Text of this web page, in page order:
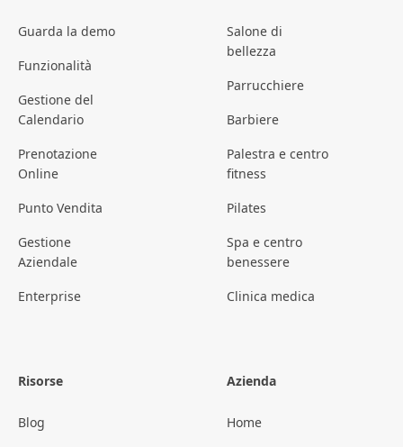
Guarda la demo
Funzionalità
Gestione del
Calendario
Prenotazione
Online
Punto Vendita
Gestione
Aziendale
Enterprise
Salone di
bellezza
Parrucchiere
Barbiere
Palestra e centro
fitness
Pilates
Spa e centro
benessere
Clinica medica
Risorse
Blog
Azienda
Home